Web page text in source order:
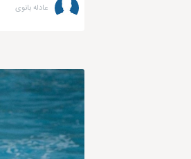
عادله بانوی